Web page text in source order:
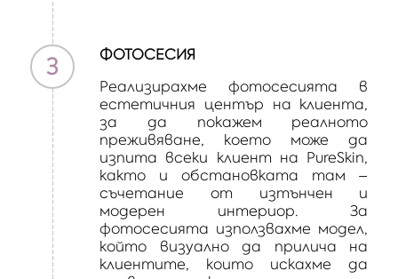
3
ФОТОСЕСИЯ
Реализирахме фотосесията в
естетичния център на клиента,
за да покажем реалното
преживяване, което може да
изпита всеки клиент на PureSkin,
както и обстановката там –
съчетание от изтънчен и
модерен интериор. За
фотосесията използвахме модел,
който визуално да прилича на
клиентите, които искахме да